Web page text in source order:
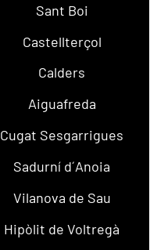
Sant Boi
Castellterçol
Calders
Aiguafreda
Cugat Sesgarrigues
Sadurní d´Anoia
Vilanova de Sau
Hipòlit de Voltregà